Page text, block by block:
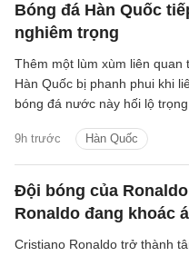
Bóng đá Hàn Quốc
nghiêm trọng
9h trước Hàn Quốc
Thêm một lùm xùm liên quan
Hàn Quốc bị phanh phui khi
bóng đá nước này hối lộ
Đội bóng của
Ronaldo đang khoác
Cristiano Ronaldo trở thành